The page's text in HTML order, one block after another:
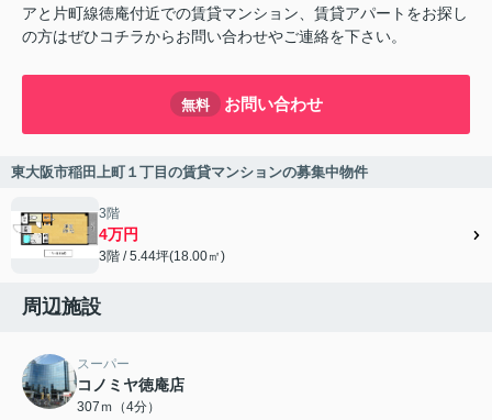
アと片町線徳庵付近での賃貸マンション、賃貸アパートをお探し
の方はぜひコチラからお問い合わせやご連絡を下さい。
無料 お問い合わせ
東大阪市稲田上町１丁目の賃貸マンションの募集中物件
3階
4万円
3階 / 5.44坪(18.00㎡)
周辺施設
スーパー
コノミヤ徳庵店
307ｍ（4分）